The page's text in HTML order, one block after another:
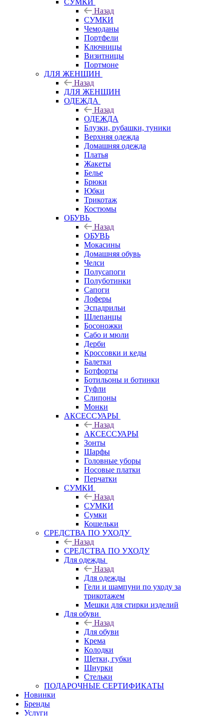
СУМКИ
Назад
СУМКИ
Чемоданы
Портфели
Ключницы
Визитницы
Портмоне
ДЛЯ ЖЕНЩИН
Назад
ДЛЯ ЖЕНЩИН
ОДЕЖДА
Назад
ОДЕЖДА
Блузки, рубашки, туники
Верхняя одежда
Домашняя одежда
Платья
Жакеты
Белье
Брюки
Юбки
Трикотаж
Костюмы
ОБУВЬ
Назад
ОБУВЬ
Мокасины
Домашняя обувь
Челси
Полусапоги
Полуботинки
Сапоги
Лоферы
Эспадрильи
Шлепанцы
Босоножки
Сабо и мюли
Дерби
Кроссовки и кеды
Балетки
Ботфорты
Ботильоны и ботинки
Туфли
Слипоны
Монки
АКСЕССУАРЫ
Назад
АКСЕССУАРЫ
Зонты
Шарфы
Головные уборы
Носовые платки
Перчатки
СУМКИ
Назад
СУМКИ
Сумки
Кошельки
CРЕДСТВА ПО УХОДУ
Назад
CРЕДСТВА ПО УХОДУ
Для одежды
Назад
Для одежды
Гели и шампуни по уходу за
трикотажем
Мешки для стирки изделий
Для обуви
Назад
Для обуви
Крема
Колодки
Щетки, губки
Шнурки
Стельки
ПОДАРОЧНЫЕ СЕРТИФИКАТЫ
Новинки
Бренды
Услуги